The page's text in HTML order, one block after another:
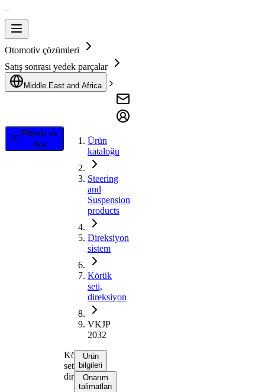
Otomotiv çözümleri
Satış sonrası yedek parçalar
Middle East and Africa
Filtrele ve
Ara
Ürün
kataloğu
Steering
and
Suspension
products
Direksiyon
sistem
Körük
seti,
direksiyon
VKJP
2032
Körük
seti,
direksiyon
Ürün
bilgileri
Onarım
talimatları